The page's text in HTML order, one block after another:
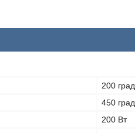
200 град.
450 град.
200 Вт